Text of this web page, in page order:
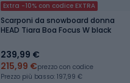
Extra -10% con codice EXTRA
Scarponi da snowboard donna
HEAD Tiara Boa Focus W black
239,99 €
215,99 €prezzo con codice
Prezzo più basso: 197,99 €